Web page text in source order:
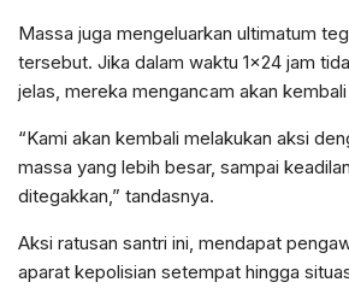
Massa juga mengeluarkan ultimatum
tersebut. Jika dalam waktu 1×24 jam
jelas, mereka mengancam akan
“Kami akan kembali melakukan aksi
massa yang lebih besar, sampai
ditegakkan,” tandasnya.
Aksi ratusan santri ini, mendapat
aparat kepolisian setempat hingga